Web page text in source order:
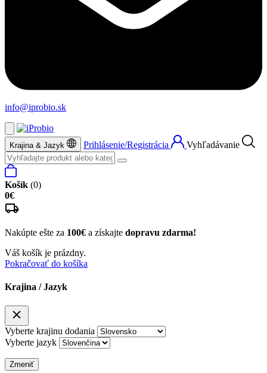
info@iprobio.sk
Krajina & Jazyk Prihlásenie/Registrácia Vyhľadávanie
Košík (0)
0€
Nakúpte ešte za 100€ a získajte dopravu zdarma!
Váš košík je prázdny.
Pokračovať do košíka
Krajina / Jazyk
Vyberte krajinu dodania
Vyberte jazyk
Zmeniť